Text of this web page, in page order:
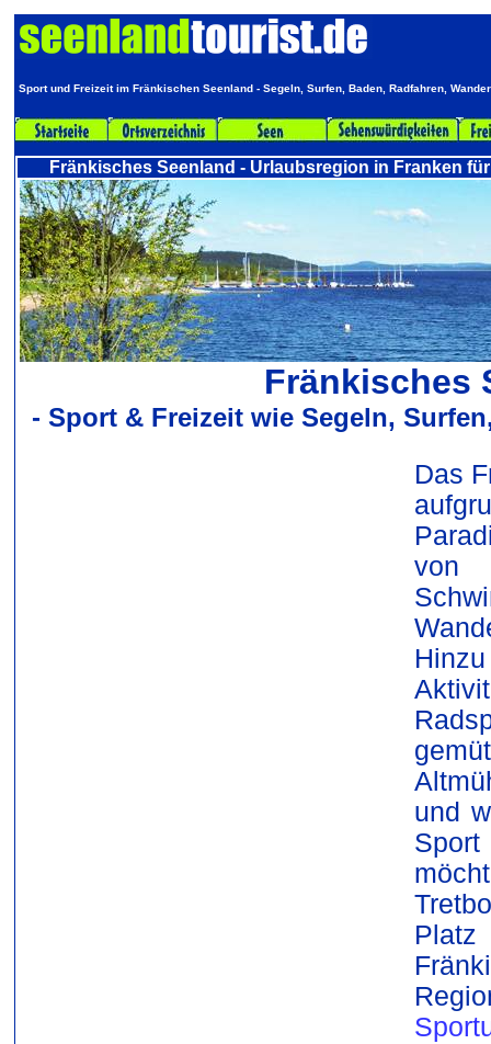
Sport und Freizeit im Fränkischen Seenland - Segeln, Surfen, Baden, Radfahren,
Fränkisches Seenland - Urlaubsregion in Franken
Fränkisches
- Sport & Freizeit wie Segeln,
Das
von
und